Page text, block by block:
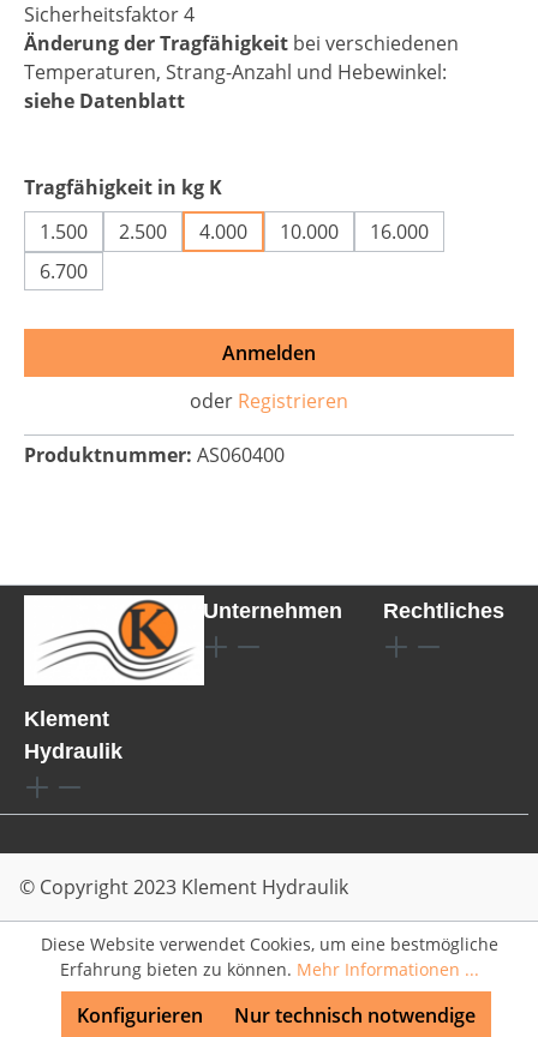
Sicherheitsfaktor 4
Änderung der Tragfähigkeit bei verschiedenen
Temperaturen, Strang-Anzahl und Hebewinkel:
siehe Datenblatt
Tragfähigkeit in kg Kauswählen
1.500
2.500 4.000 10.000
16.000
6.700
Anmelden
oder Registrieren
Produktnummer: AS060400
Klement
Hydraulik
Unternehmen Rechtliches
© Copyright 2023 Klement Hydraulik
Diese Website verwendet Cookies, um eine bestmögliche
Erfahrung bieten zu können. Mehr Informationen ...
Nur technisch notwendige
Konfigurieren